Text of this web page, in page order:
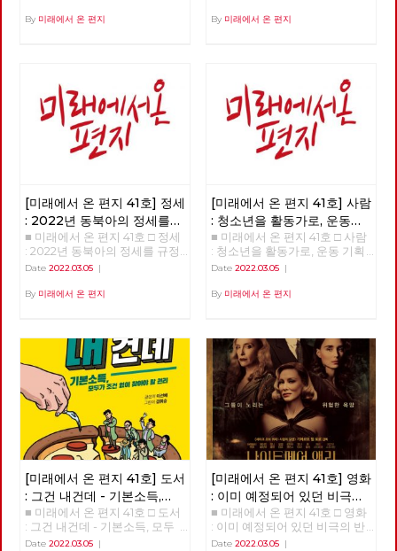
By 미래에서 온 편지 By 미래에서 온 편지
[미래에서 온 편지 41호] 정세
: 2022년 동북아의 정세를
규정하는 네 가지 요인
■ 미래에서 온 편지 41호 □ 정세
: 2022년 동북아의 정세를 규정
하는 네 가지 요인 >>>>>> 업로
Date 2022.03.05 |
By 미래에서 온 편지
[미래에서 온 편지 41호] 사람
: 청소년을 활동가로, 운동
기획자 고유미
■ 미래에서 온 편지 41호 □ 사람
: 청소년을 활동가로, 운동 기획
자 고유미 >>>>>> 업로드 준비
Date 2022.03.05|
By 미래에서 온 편지
[미래에서 온 편지 41호] 도서
: 그건 내건데 - 기본소득,
모두가 차별없이 찾아야 할
권리
■ 미래에서 온 편지 41호 □ 도서
: 그건 내건데 - 기본소득, 모두
가 차별없이 찾아야 할 권리
Date 2022.03.05 |
[미래에서 온 편지 41호] 영화
: 이미 예정되어 있던 비극의
반복 – 나이트메어 앨리
■ 미래에서 온 편지 41호 □ 영화
: 이미 예정되어 있던 비극의 반
복 – 나이트메어 앨리 >>>>>>
Date 2022.03.05|